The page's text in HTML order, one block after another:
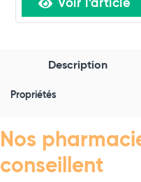
Voir l'article
Description
Propriétés
Nos
conseillent